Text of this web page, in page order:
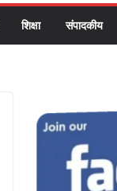
शिक्षा संपादकीय